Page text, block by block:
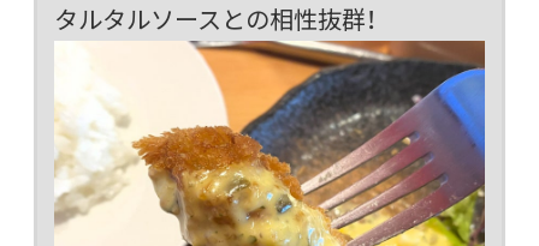
タルタルソースとの相性抜群！